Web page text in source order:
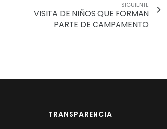
SIGUIENTE
VISITA DE NIÑOS QUE FORMAN
PARTE DE CAMPAMENTO
TRANSPARENCIA